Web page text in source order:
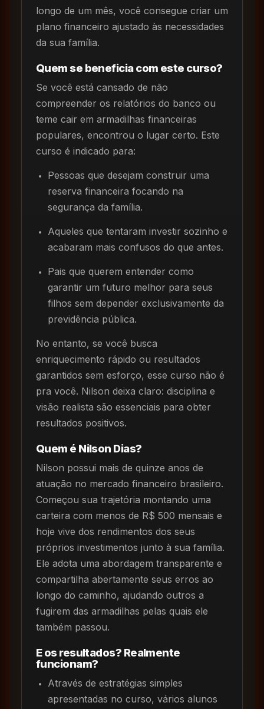
longo de um mês, você consegue criar um
plano financeiro ajustado às necessidades
da sua família.
Quem se beneficia com este curso?
Se você está cansado de não
compreender os relatórios do banco ou
teme cair em armadilhas financeiras
populares, encontrou o lugar certo. Este
curso é indicado para:
Pessoas que desejam construir uma
reserva financeira focando na
segurança da família.
Aqueles que tentaram investir sozinho e
acabaram mais confusos do que antes.
Pais que querem entender como
garantir um futuro melhor para seus
filhos sem depender exclusivamente da
previdência pública.
No entanto, se você busca
enriquecimento rápido ou resultados
garantidos sem esforço, esse curso não é
pra você. Nilson deixa claro: disciplina e
visão realista são essenciais para obter
resultados positivos.
Quem é Nilson Dias?
Nilson possui mais de quinze anos de
atuação no mercado financeiro brasileiro.
Começou sua trajetória montando uma
carteira com menos de R$ 500 mensais e
hoje vive dos rendimentos dos seus
próprios investimentos junto à sua família.
Ele adota uma abordagem transparente e
compartilha abertamente seus erros ao
longo do caminho, ajudando outros a
fugirem das armadilhas pelas quais ele
também passou.
E os resultados? Realmente
funcionam?
Através de estratégias simples
apresentadas no curso, vários alunos